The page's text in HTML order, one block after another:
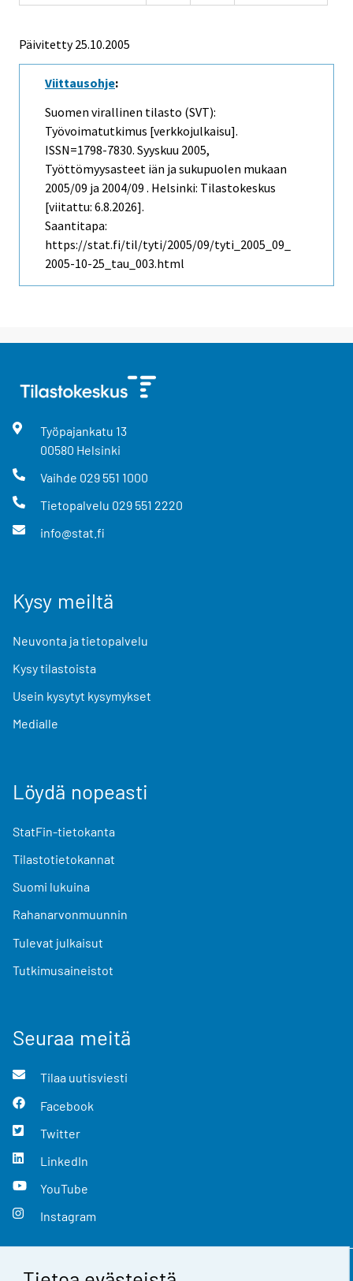
Päivitetty25.10.2005
Viittausohje:
Suomen virallinen tilasto (SVT):
Työvoimatutkimus [verkkojulkaisu].
ISSN=1798-7830. Syyskuu 2005,
Työttömyysasteet iän ja sukupuolen mukaan
2005/09 ja 2004/09 . Helsinki: Tilastokeskus
[viitattu: 6.8.2026].
Saantitapa:
https://stat.fi/til/tyti/2005/09/tyti_2005_09_
2005-10-25_tau_003.html
Työpajankatu 13
00580 Helsinki
Vaihde 029 551 1000
Tietopalvelu 029 551 2220
info@stat.fi
Kysy meiltä
Neuvonta ja tietopalvelu
Kysy tilastoista
Usein kysytyt kysymykset
Medialle
Löydä nopeasti
StatFin-tietokanta
Tilastotietokannat
Suomi lukuina
Rahanarvonmuunnin
Tulevat julkaisut
Tutkimusaineistot
Seuraa meitä
Tilaa uutisviesti
Facebook
Twitter
LinkedIn
YouTube
Instagram